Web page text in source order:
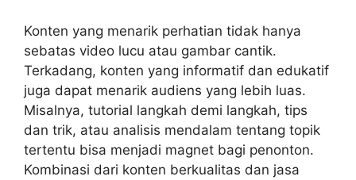
Konten yang menarik perhatian tidak hanya
sebatas video lucu atau gambar cantik.
Terkadang, konten yang informatif dan edukatif
juga dapat menarik audiens yang lebih luas.
Misalnya, tutorial langkah demi langkah, tips
dan trik, atau analisis mendalam tentang topik
tertentu bisa menjadi magnet bagi penonton.
Kombinasi dari konten berkualitas dan jasa